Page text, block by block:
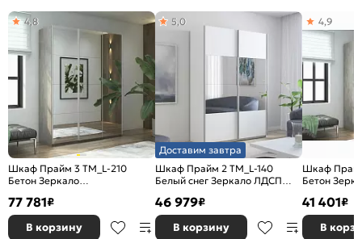
Шкаф Прайм 3 TM_L-210
Бетон Зеркало
4,8
77 781₽
В корзину
Доставим завтра
Шкаф Прайм 2 TM_L-140
Белый снег Зеркало ЛДСП
5,0
46 979₽
В корзину
Шкаф
Бетон
4,9
41 401₽
В